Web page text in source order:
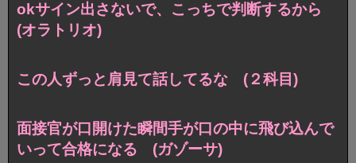
okサイン出さないで、こっちで判断するから
(オラトリオ)
この人ずっと肩見て話してるな (２科目)
面接官が口開けた瞬間手が口の中に飛び込んで
いって合格になる (ガゾーサ)